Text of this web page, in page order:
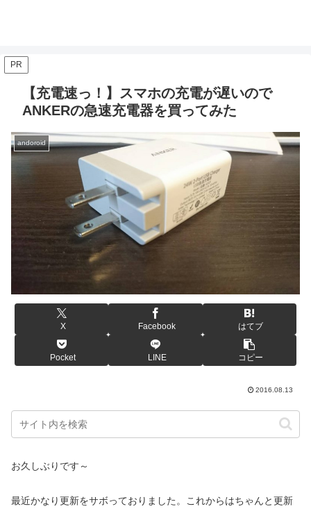
PR
【充電速っ！】スマホの充電が遅いので
ANKERの急速充電器を買ってみた
andoroid
X Facebook はてブ
Pocket LINE コピー
2016.08.13
お久しぶりです～
最近かなり更新をサボっておりました。これからはちゃんと更新